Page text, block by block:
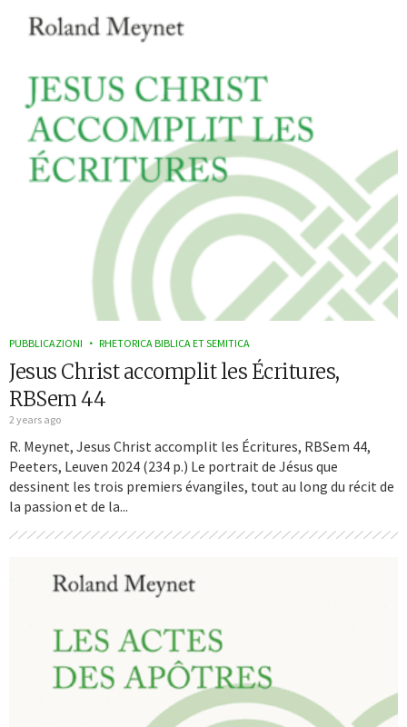
PUBBLICAZIONI RHETORICA BIBLICA ET SEMITICA
Jesus Christ accomplit les Écritures,
RBSem 44
2 years ago
R. Meynet, Jesus Christ accomplit les Écritures, RBSem 44,
Peeters, Leuven 2024 (234 p.) Le portrait de Jésus que
dessinent les trois premiers évangiles, tout au long du récit de
la passion et de la...